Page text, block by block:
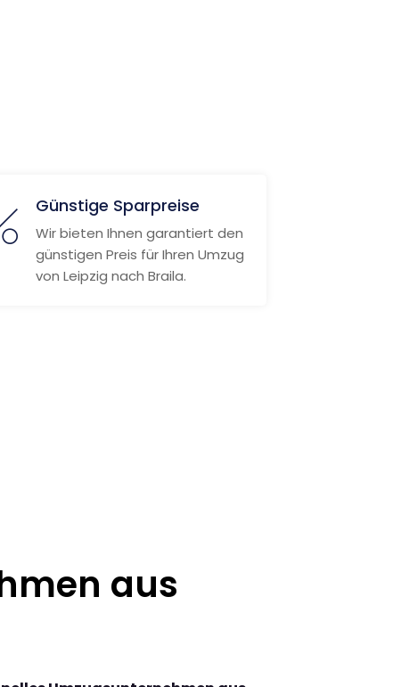
Günstige Sparpreise
Wir bieten Ihnen garantiert den
günstigen Preis für Ihren Umzug
von Leipzig nach Braila.
aus